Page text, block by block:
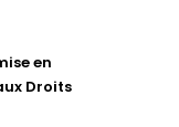
en
Droits